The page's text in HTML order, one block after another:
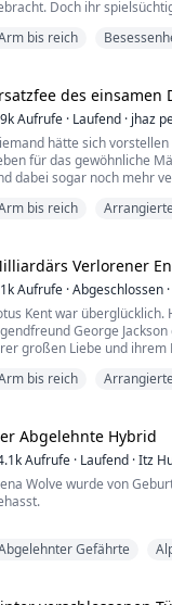
Doch ihr
an einen Gangster, um
dachte, sie könnte
aber ihre wohlhabend...
bis reich
des einsamen
Aufrufe · Laufend · jhaz
hätte sich
für das gewöhnliche
dabei sogar noch mehr
Dieser war als der
Feen bekannt, die das
regierten.
sie ihre ...
bis reich
Verlorener
Aufrufe ·Abgeschlossen ·
Kent war überglücklich.
George
großen Liebe und ihrem
Lilly zog sie von
in das
bis reich
Abgelehnte Hybrid
Aufrufe · Laufend ·Itz
Wolve wurde von
des Silbermond-
Gefährte